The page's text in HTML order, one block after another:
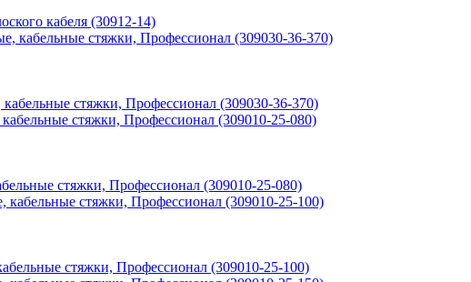
кабеля (30912-14)
стяжки, Профессионал (309030-36-370)
стяжки, Профессионал (309010-25-080)
стяжки, Профессионал (309010-25-100)